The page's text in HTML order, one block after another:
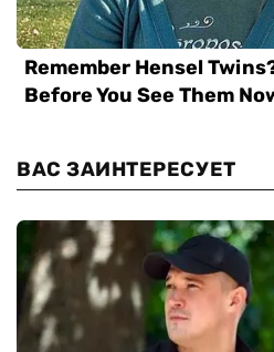
ВАС ЗАИНТЕРЕСУЕТ